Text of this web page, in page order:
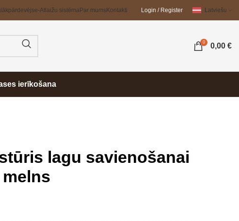
e-Atlaižu sistēmaPar mumsKontakti Login / Register Latviešu
0 0,00 €
ierīkošana
lagu savienošanai